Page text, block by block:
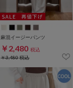
麻混イージーパンツ
￥2,480 税込
￥3,480税込